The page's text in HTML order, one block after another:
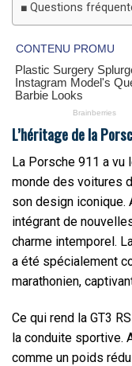
Questions
L’héritage de la
La Porsche 911 a vu
monde des voitures
son design iconique.
intégrant de
charme intemporel.
a été spécialement
marathonien,
Ce qui rend la GT3
la conduite sportive.
comme un poids